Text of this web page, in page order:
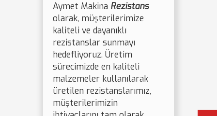
Aymet Makina Rezistans
olarak, müşterilerimize
kaliteli ve dayanıklı
rezistanslar sunmayı
hedefliyoruz. Üretim
sürecimizde en kaliteli
malzemeler kullanılarak
üretilen rezistanslarımız,
müşterilerimizin